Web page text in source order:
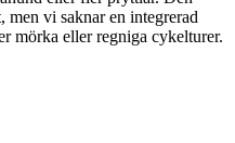
men vi saknar en integrerad
mörka eller regniga cykelturer.